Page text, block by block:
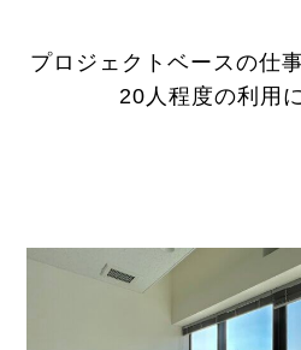
プロジェクトベースの仕
20人程度の利用